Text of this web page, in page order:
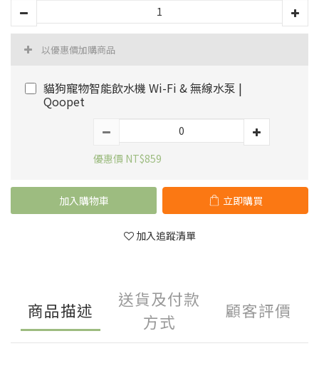
以優惠價加購商品
貓狗寵物智能飲水機 Wi-Fi & 無線水泵 |
Qoopet
優惠價 NT$859
加入購物車 立即購買
加入追蹤清單
商品描述
送貨及付款
方式
顧客評價